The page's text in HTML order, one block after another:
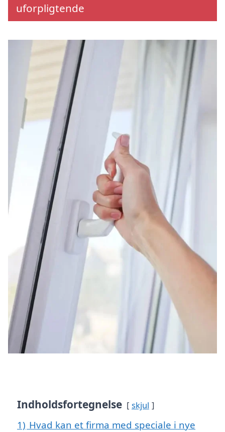
uforpligtende
Indholdsfortegnelse skjul
1) Hvad kan et firma med speciale i nye